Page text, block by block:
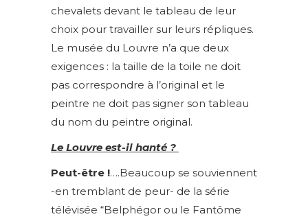
chevalets devant le tableau de leur
choix pour travailler sur leurs répliques.
Le musée du Louvre n’a que deux
exigences : la taille de la toile ne doit
pas correspondre à l’original et le
peintre ne doit pas signer son tableau
du nom du peintre original.
Le Louvre est-il hanté ?
Peut-être !….Beaucoup se souviennent
-en tremblant de peur- de la série
télévisée “Belphégor ou le Fantôme